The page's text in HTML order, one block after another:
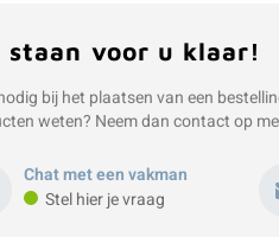
staan voor u klaar!
bij het plaatsen van een
weten? Neem dan contact op
Chat met een vakman
Stel hier je vraag